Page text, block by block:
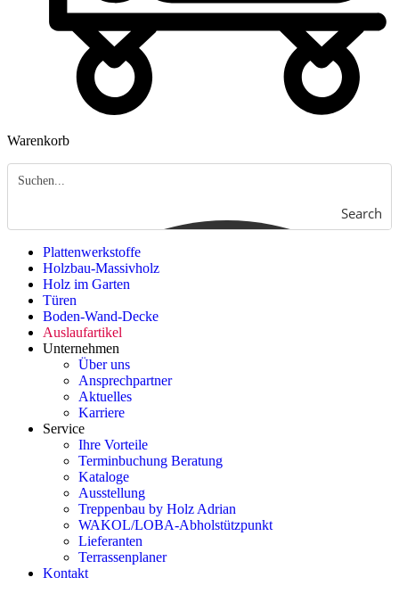
Warenkorb
Search
Plattenwerkstoffe
Holzbau-Massivholz
Holz im Garten
Türen
Boden-Wand-Decke
Auslaufartikel
Unternehmen
Über uns
Ansprechpartner
Aktuelles
Karriere
Service
Ihre Vorteile
Terminbuchung Beratung
Kataloge
Ausstellung
Treppenbau by Holz Adrian
WAKOL/LOBA-Abholstützpunkt
Lieferanten
Terrassenplaner
Kontakt